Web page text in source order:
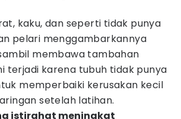
kaku, dan seperti tidak punya
pelari menggambarkannya
membawa tambahan
terjadi karena tubuh tidak punya
memperbaiki kerusakan kecil
setelah latihan.
istirahat meningkat